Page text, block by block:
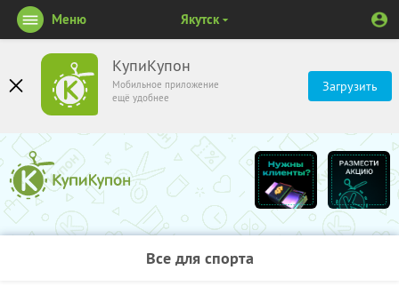
КупиКупон
Мобильное приложение
ещё удобнее
Загрузить
Меню Якутск
Все для спорта